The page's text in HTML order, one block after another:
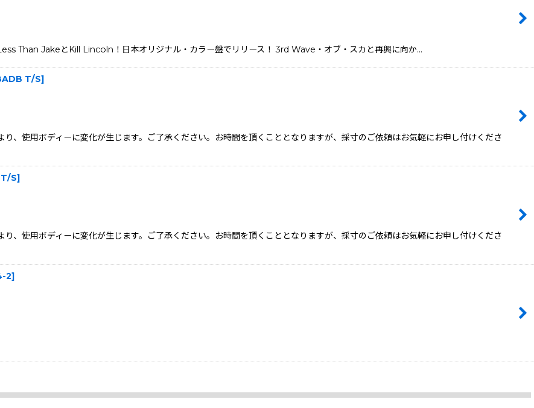
Than JakeとKill Lincoln！日本オリジナル・カラー盤でリリース！ 3rd Wave・オブ・スカと再興に向か…
T/S]
、使用ボディーに変化が生じます。ご了承ください。お時間を頂くこととなりますが、採寸のご依頼はお気軽にお申し付けくださ
S]
、使用ボディーに変化が生じます。ご了承ください。お時間を頂くこととなりますが、採寸のご依頼はお気軽にお申し付けくださ
2]